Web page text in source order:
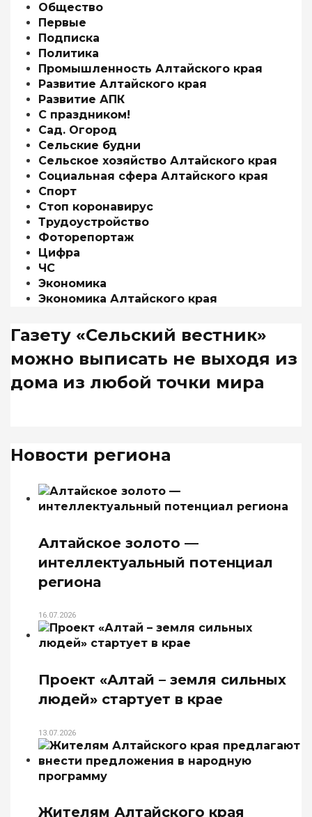
Общество
Первые
Подписка
Политика
Промышленность Алтайского края
Развитие Алтайского края
Развитие АПК
С праздником!
Сад. Огород
Сельские будни
Сельское хозяйство Алтайского края
Социальная сфера Алтайского края
Спорт
Стоп коронавирус
Трудоустройство
Фоторепортаж
Цифра
ЧС
Экономика
Экономика Алтайского края
Газету «Сельский вестник»
можно выписать не выходя из
дома из любой точки мира
Новости региона
Алтайское золото —
интеллектуальный потенциал
региона
16.07.2026
Проект «Алтай – земля сильных
людей» стартует в крае
13.07.2026
Жителям Алтайского края